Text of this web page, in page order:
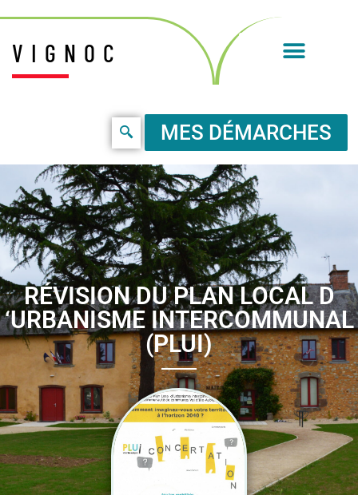
VIGNOC
MES DÉMARCHES
RÉVISION DU PLAN LOCAL D
‘URBANISME INTERCOMMUNAL
(PLUI)